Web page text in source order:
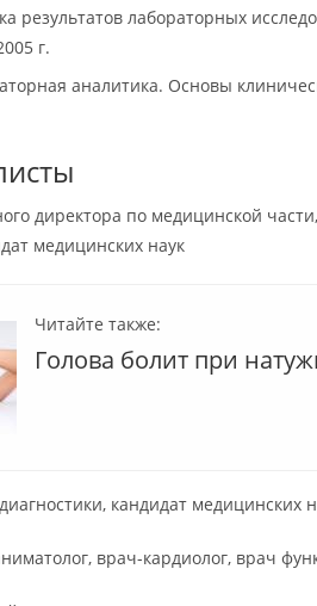
результатов лабораторных
г.
аналитика. Основы
директора по медицинской
медицинских наук
Читайте также:
Голова болит при
кандидат медицинских
врач-кардиолог, врач